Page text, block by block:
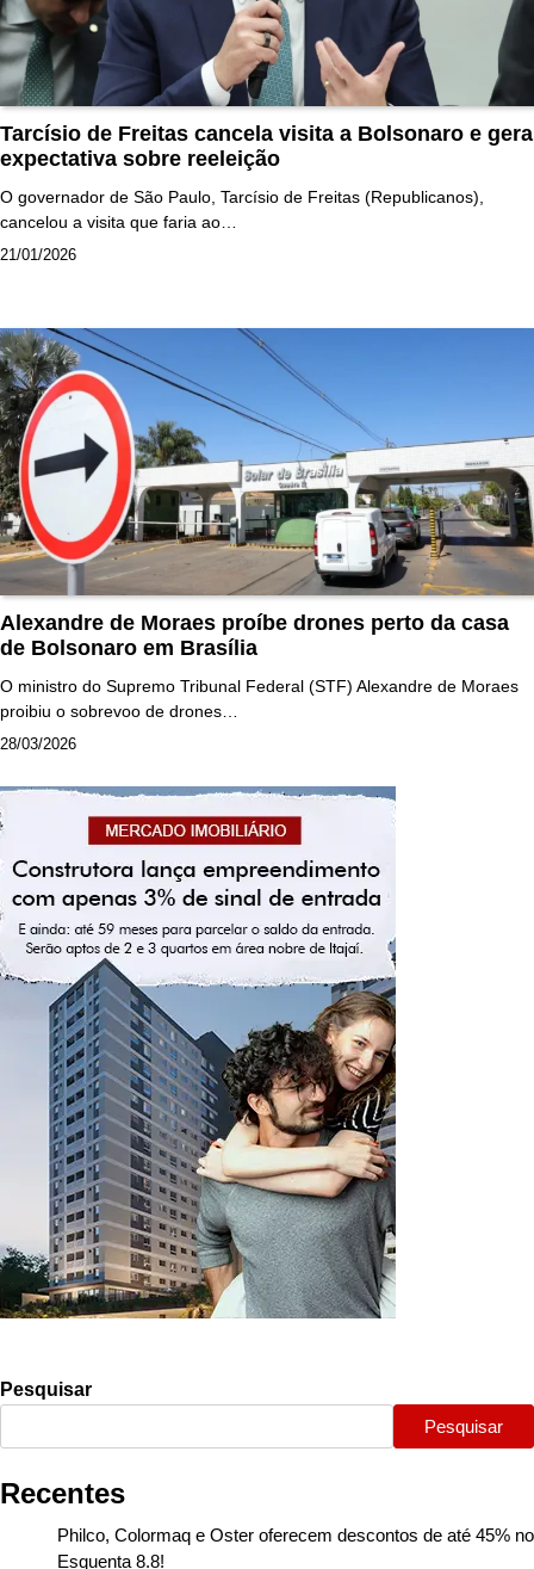
Tarcísio de Freitas cancela visita a Bolsonaro e gera
expectativa sobre reeleição
O governador de São Paulo, Tarcísio de Freitas (Republicanos),
cancelou a visita que faria ao…
21/01/2026
Alexandre de Moraes proíbe drones perto da casa
de Bolsonaro em Brasília
O ministro do Supremo Tribunal Federal (STF) Alexandre de Moraes
proibiu o sobrevoo de drones…
28/03/2026
Pesquisar
Pesquisar
Recentes
Philco, Colormaq e Oster oferecem descontos de até 45% no
Esquenta 8.8!